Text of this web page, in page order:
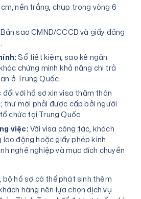
nền trắng, chụp trong vòng 6
Bản sao CMND/CCCD và giấy đăng
Sổ tiết kiệm, sao kê ngân
chứng minh khả năng chi trả
ở Trung Quốc.
với hồ sơ xin visa thăm thân
thư mời phải được cấp bởi người
chức tại Trung Quốc.
việc:Với visa công tác, khách
động hoặc giấy phép kinh
nghề nghiệp và mục đích chuyến
hồ sơ có thể phát sinh thêm
hàng nên lựa chọn dịch vụ